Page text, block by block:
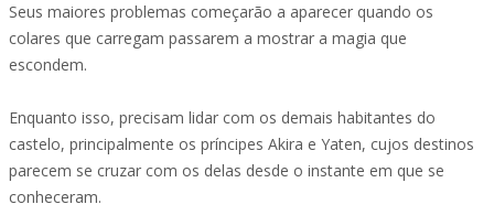
Seus maiores problemas começarão a aparecer quando os
colares que carregam passarem a mostrar a magia que
escondem.
Enquanto isso, precisam lidar com os demais habitantes do
castelo, principalmente os príncipes Akira e Yaten, cujos destinos
parecem se cruzar com os delas desde o instante em que se
conheceram.